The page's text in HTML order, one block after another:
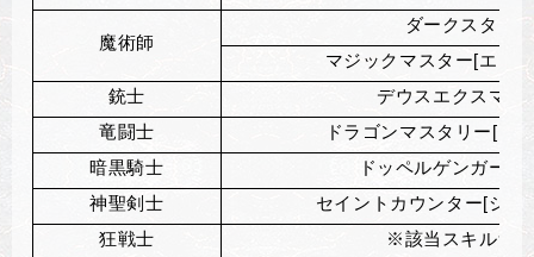
魔術師
ダークスター
マジックマスター[エン
銃士
デウスエクスマキ
竜闘士
ドラゴンマスタリー[フ
暗黒騎士
ドッペルゲンガーキ
神聖剣士
セイントカウンター[シュ
狂戦士
※該当スキル無し